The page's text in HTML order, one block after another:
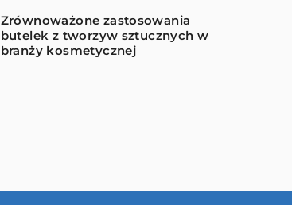
Zrównoważone zastosowania
butelek z tworzyw sztucznych w
branży kosmetycznej